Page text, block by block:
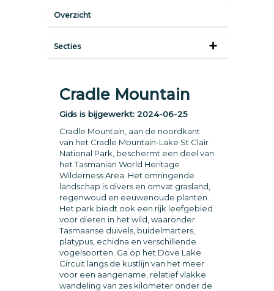
Overzicht
Secties
Cradle Mountain
Gids is bijgewerkt: 2024-06-25
Cradle Mountain, aan de noordkant
van het Cradle Mountain-Lake St Clair
National Park, beschermt een deel van
het Tasmanian World Heritage
Wilderness Area. Het omringende
landschap is divers en omvat grasland,
regenwoud en eeuwenoude planten.
Het park biedt ook een rijk leefgebied
voor dieren in het wild, waaronder
Tasmaanse duivels, buidelmarters,
platypus, echidna en verschillende
vogelsoorten. Ga op het Dove Lake
Circuit langs de kustlijn van het meer
voor een aangename, relatief vlakke
wandeling van zes kilometer onder de